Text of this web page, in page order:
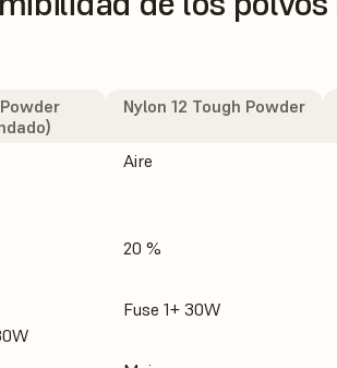
Nylon 12 Tough Powder
Aire
20 %
Fuse 1+ 30W